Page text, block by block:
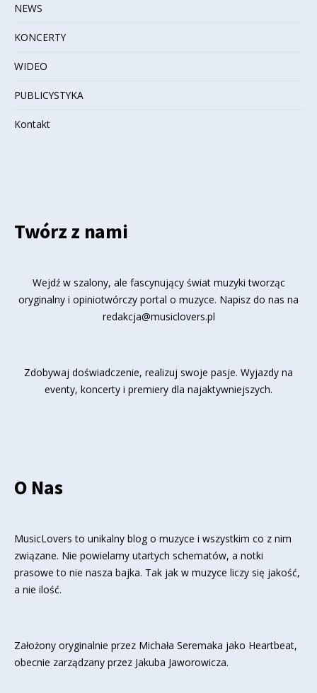
NEWS
KONCERTY
WIDEO
PUBLICYSTYKA
Kontakt
Twórz z nami
Wejdź w szalony, ale fascynujący świat muzyki tworząc
oryginalny i opiniotwórczy portal o muzyce. Napisz do nas na
redakcja@musiclovers.pl
Zdobywaj doświadczenie, realizuj swoje pasje. Wyjazdy na
eventy, koncerty i premiery dla najaktywniejszych.
O Nas
MusicLovers to unikalny blog o muzyce i wszystkim co z nim
związane. Nie powielamy utartych schematów, a notki
prasowe to nie nasza bajka. Tak jak w muzyce liczy się jakość,
a nie ilość.
Założony oryginalnie przez Michała Seremaka jako Heartbeat,
obecnie zarządzany przez Jakuba Jaworowicza.